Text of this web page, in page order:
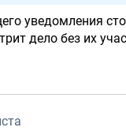
уведомления
дело без их